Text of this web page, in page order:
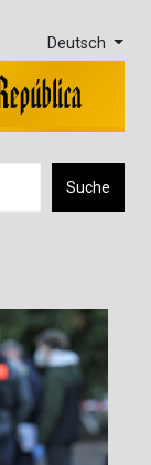
Deutsch
Suche